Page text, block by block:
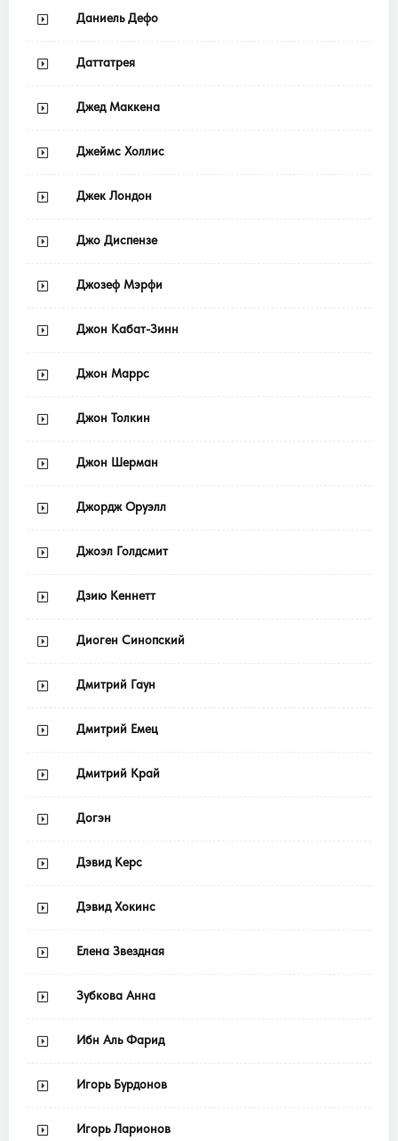
Даниель Дефо
Даттатрея
Джед Маккена
Джеймс Холлис
Джек Лондон
Джо Диспензе
Джозеф Мэрфи
Джон Кабат-Зинн
Джон Маррс
Джон Толкин
Джон Шерман
Джордж Оруэлл
Джоэл Голдсмит
Дзию Кеннетт
Диоген Синопский
Дмитрий Гаун
Дмитрий Емец
Дмитрий Край
Догэн
Дэвид Керс
Дэвид Хокинс
Елена Звездная
Зубкова Анна
Ибн Аль Фарид
Игорь Бурдонов
Игорь Ларионов